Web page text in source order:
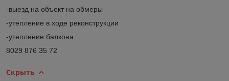
-выезд на объект на обмеры
-утепление в ходе реконструкции
-утепление балкона
8029 876 35 72
Скрыть